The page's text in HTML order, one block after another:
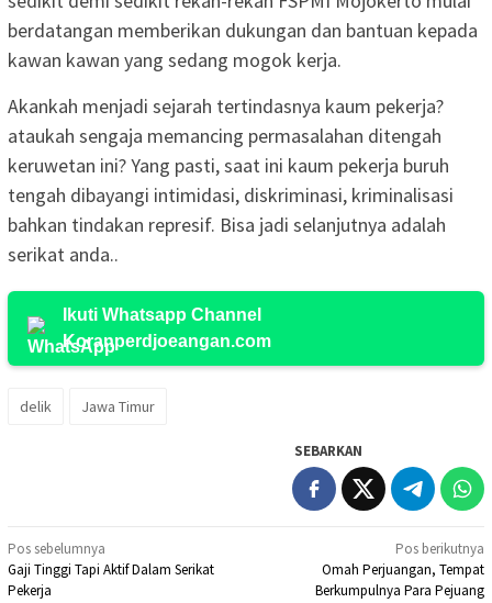
berdatangan memberikan dukungan dan bantuan kepada
kawan kawan yang sedang mogok kerja.
Akankah menjadi sejarah tertindasnya kaum pekerja?
ataukah sengaja memancing permasalahan ditengah
keruwetan ini? Yang pasti, saat ini kaum pekerja buruh
tengah dibayangi intimidasi, diskriminasi, kriminalisasi
bahkan tindakan represif. Bisa jadi selanjutnya adalah
serikat anda..
Ikuti Whatsapp Channel
Koranperdjoeangan.com
delik Jawa Timur
SEBARKAN
Navigasi
pos
Pos sebelumnya
Gaji Tinggi Tapi Aktif Dalam Serikat
Pekerja
Pos berikutnya
Omah Perjuangan, Tempat
Berkumpulnya Para Pejuang